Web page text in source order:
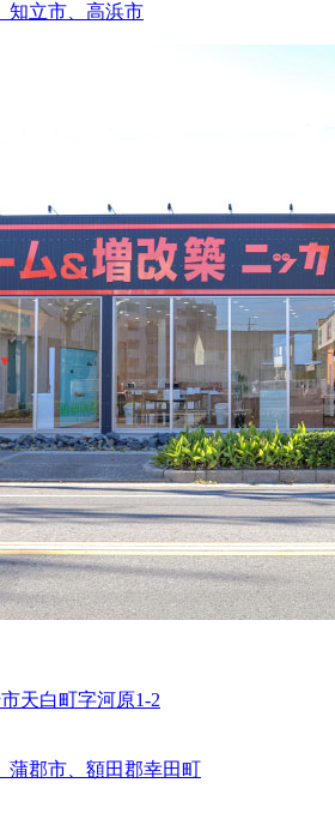
知立市、高浜市
天白町字河原1-2
蒲郡市、額田郡幸田町